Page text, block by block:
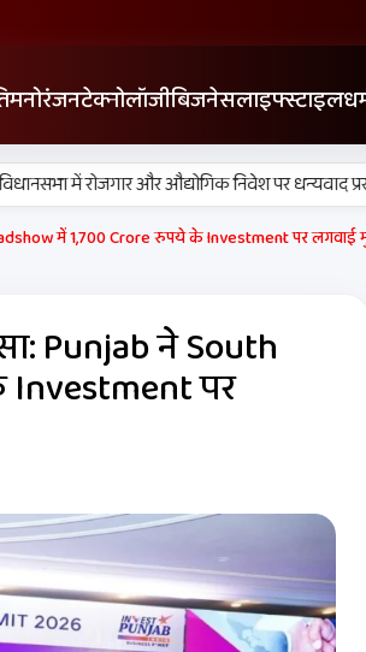
मनोरंजनटेक्नोलॉजीबिजनेसलाइफ्स्टाइल
में रोजगार और औद्योगिक निवेश पर धन्यवाद प्रस्ताव
में 1,700 Crore रुपये के Investment पर लगवाई
Punjab ने South
Investment पर